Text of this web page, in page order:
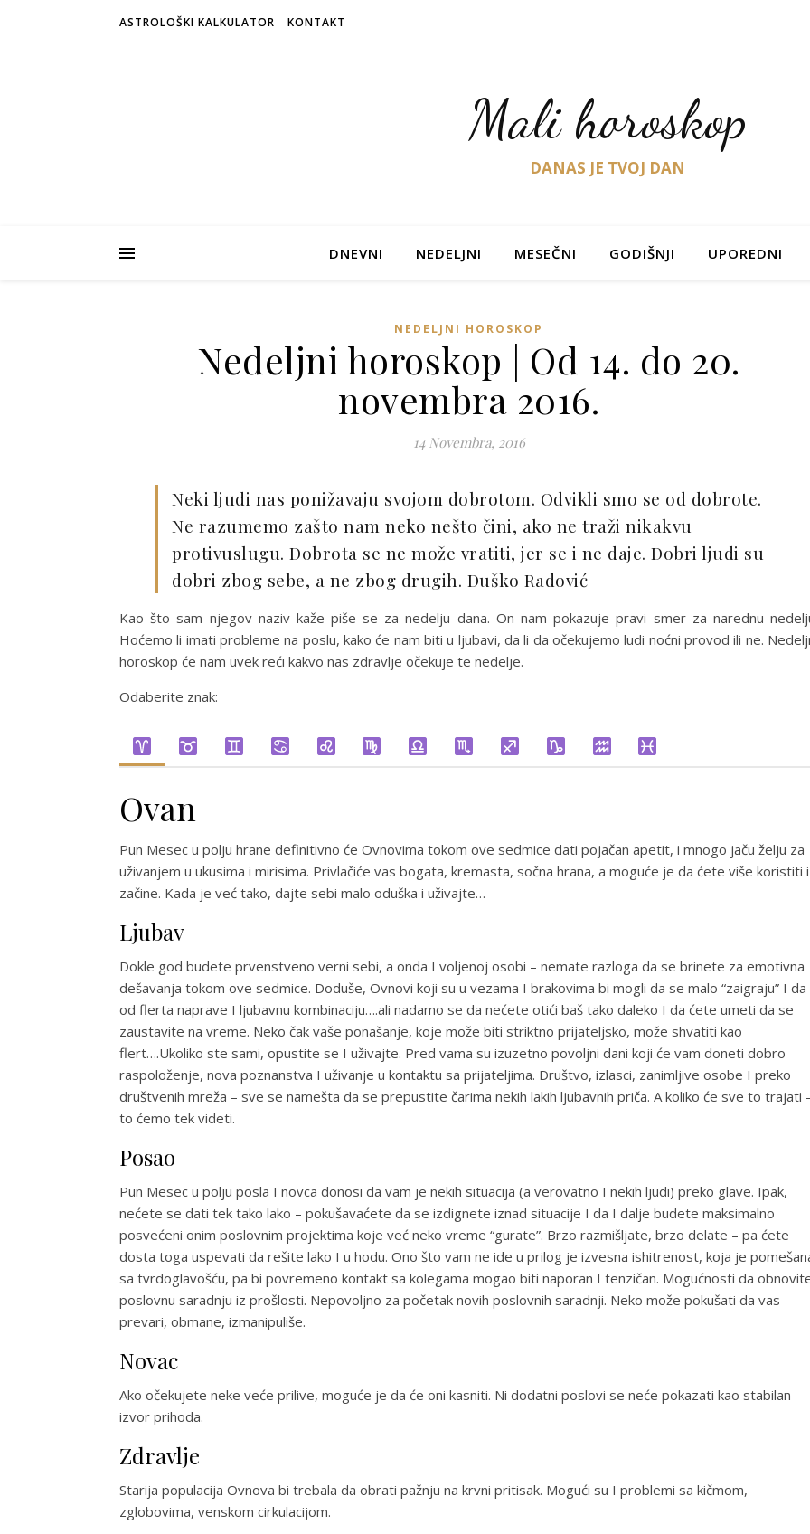
ASTROLOŠKI KALKULATOR KONTAKT
Mali horoskop
DANAS JE TVOJ DAN
DNEVNI NEDELJNI MESEČNI GODIŠNJI UPOREDNI
NEDELJNI HOROSKOP
Nedeljni horoskop | Od 14. do 20.
novembra 2016.
14 Novembra, 2016
Neki ljudi nas ponižavaju svojom dobrotom. Odvikli smo se od dobrote.
Ne razumemo zašto nam neko nešto čini, ako ne traži nikakvu
protivuslugu. Dobrota se ne može vratiti, jer se i ne daje. Dobri ljudi su
dobri zbog sebe, a ne zbog drugih. Duško Radović
Kao što sam njegov naziv kaže piše se za nedelju dana. On nam pokazuje pravi smer za narednu
Hoćemo li imati probleme na poslu, kako će nam biti u ljubavi, da li da očekujemo ludi noćni provod ili ne.
horoskop će nam uvek reći kakvo nas zdravlje očekuje te nedelje.
Odaberite znak:
Ovan
Pun Mesec u polju hrane definitivno će Ovnovima tokom ove sedmice dati pojačan apetit, i mnogo jaču želju za
uživanjem u ukusima i mirisima. Privlačiće vas bogata, kremasta, sočna hrana, a moguće je da ćete više koristiti i
začine. Kada je već tako, dajte sebi malo oduška i uživajte…
Ljubav
Dokle god budete prvenstveno verni sebi, a onda I voljenoj osobi – nemate razloga da se brinete za emotivna
dešavanja tokom ove sedmice. Doduše, Ovnovi koji su u vezama I brakovima bi mogli da se malo “zaigraju” I da
od flerta naprave I ljubavnu kombinaciju….ali nadamo se da nećete otići baš tako daleko I da ćete umeti da se
zaustavite na vreme. Neko čak vaše ponašanje, koje može biti striktno prijateljsko, može shvatiti kao
flert….Ukoliko ste sami, opustite se I uživajte. Pred vama su izuzetno povoljni dani koji će vam doneti dobro
raspoloženje, nova poznanstva I uživanje u kontaktu sa prijateljima. Društvo, izlasci, zanimljive osobe I preko
društvenih mreža – sve se namešta da se prepustite čarima nekih lakih ljubavnih priča. A koliko će sve to trajati
to ćemo tek videti.
Posao
Pun Mesec u polju posla I novca donosi da vam je nekih situacija (a verovatno I nekih ljudi) preko glave. Ipak,
nećete se dati tek tako lako – pokušavaćete da se izdignete iznad situacije I da I dalje budete maksimalno
posvećeni onim poslovnim projektima koje već neko vreme “gurate”. Brzo razmišljate, brzo delate – pa ćete
dosta toga uspevati da rešite lako I u hodu. Ono što vam ne ide u prilog je izvesna ishitrenost, koja je
sa tvrdoglavošću, pa bi povremeno kontakt sa kolegama mogao biti naporan I tenzičan. Mogućnosti da
poslovnu saradnju iz prošlosti. Nepovoljno za početak novih poslovnih saradnji. Neko može pokušati da vas
prevari, obmane, izmanipuliše.
Novac
Ako očekujete neke veće prilive, moguće je da će oni kasniti. Ni dodatni poslovi se neće pokazati kao stabilan
izvor prihoda.
Zdravlje
Starija populacija Ovnova bi trebala da obrati pažnju na krvni pritisak. Mogući su I problemi sa kičmom,
zglobovima, venskom cirkulacijom.